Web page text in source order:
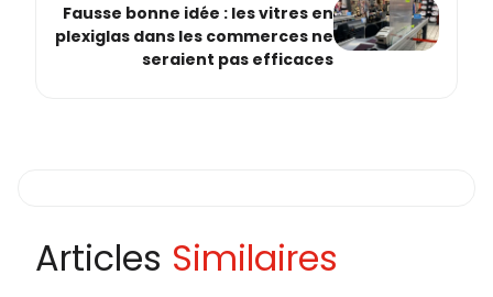
Fausse bonne idée : les vitres en
plexiglas dans les commerces ne
seraient pas efficaces
Articles Similaires